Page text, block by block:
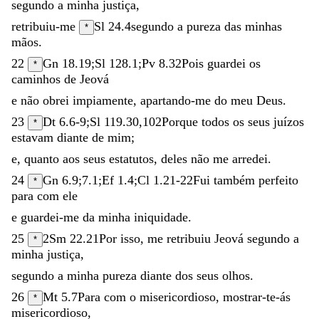
segundo a minha justiça,
retribuiu-me
* Sl 24.4segundo a pureza das minhas
mãos.
22
* Gn 18.19;Sl 128.1 ;Pv 8.32Pois guardei os
caminhos de Jeová
e não obrei impiamente, apartando-me do meu Deus.
23
* Dt 6.6-9;Sl 119.30,102Porque todos os seus juízos
estavam diante de mim;
e, quanto aos seus estatutos, deles não me arredei.
24
* Gn 6.9;7.1 ;Ef 1.4;Cl 1.21-22Fui também perfeito
para com ele
e guardei-me da minha iniquidade.
25
* 2Sm 22.21Por isso, me retribuiu Jeová segundo a
minha justiça,
segundo a minha pureza diante dos seus olhos.
26
* Mt 5.7Para com o misericordioso, mostrar-te-ás
misericordioso,